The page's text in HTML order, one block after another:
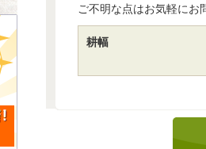
ご不明な点はお気軽にお
耕幅